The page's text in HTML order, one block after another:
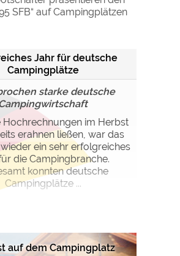
SFB“ auf Campingplätzen
Jahr für deutsche
Campingplätze
starke deutsche
Hochrechnungen im Herbst
erahnen ließen, war das
ein sehr erfolgreiches
die Campingbranche.
konnten deutsche
Campingplätze ...
auf dem Campingplatz